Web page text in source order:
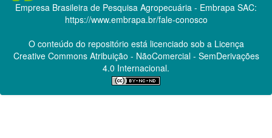
Empresa Brasileira de Pesquisa Agropecuária - Embrapa SAC:
https://www.embrapa.br/fale-conosco
O conteúdo do repositório está licenciado sob a Licença
Creative CommonsAtribuição - NãoComercial - SemDerivações
4.0 Internacional.